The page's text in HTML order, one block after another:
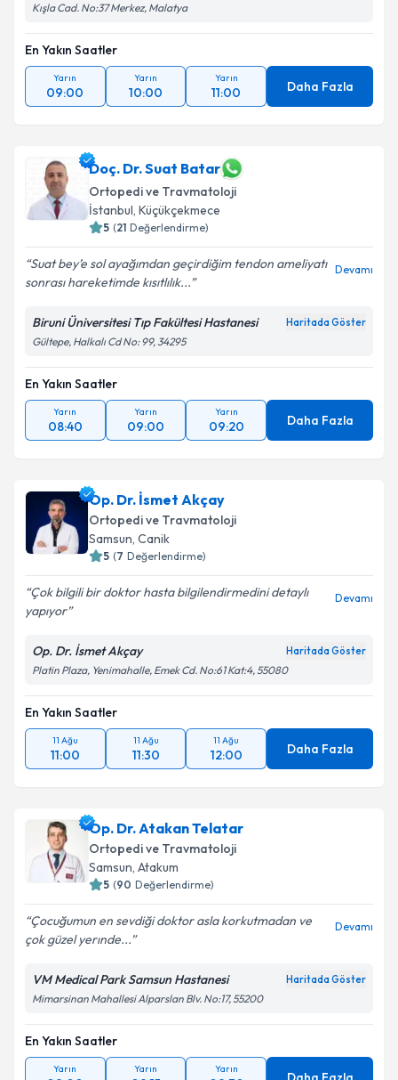
Kışla Cad. No:37 Merkez, Malatya
En Yakın Saatler
Yarın
09:00
Yarın
10:00
Yarın
11:00 Daha Fazla
Doç. Dr. Suat Batar
Ortopedi ve Travmatoloji
İstanbul, Küçükçekmece
5 (21 Değerlendirme)
Suat bey’e sol ayağımdan geçirdiğim tendon ameliyatı
sonrası hareketimde kısıtlılık...
Devamı
Biruni Üniversitesi Tıp Fakültesi Hastanesi Haritada Göster
Gültepe, Halkalı Cd No: 99, 34295
En Yakın Saatler
Yarın
08:40
Yarın
09:00
Yarın
09:20 Daha Fazla
Op. Dr. İsmet Akçay
Ortopedi ve Travmatoloji
Samsun, Canik
5 (7 Değerlendirme)
Çok bilgili bir doktor hasta bilgilendirmedini detaylı
yapıyor
Devamı
Op. Dr. İsmet Akçay Haritada Göster
Platin Plaza, Yenimahalle, Emek Cd. No:61 Kat:4, 55080
En Yakın Saatler
11 Ağu
11:00
11 Ağu
11:30
11 Ağu
12:00 Daha Fazla
Op. Dr. Atakan Telatar
Ortopedi ve Travmatoloji
Samsun, Atakum
5 (90 Değerlendirme)
Çocuğumun en sevdiği doktor asla korkutmadan ve
çok güzel yerınde...
Devamı
VM Medical Park Samsun Hastanesi Haritada Göster
Mimarsinan Mahallesi Alparslan Blv. No:17, 55200
En Yakın Saatler
Yarın Yarın Yarın